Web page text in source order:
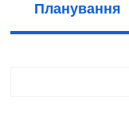
Планування